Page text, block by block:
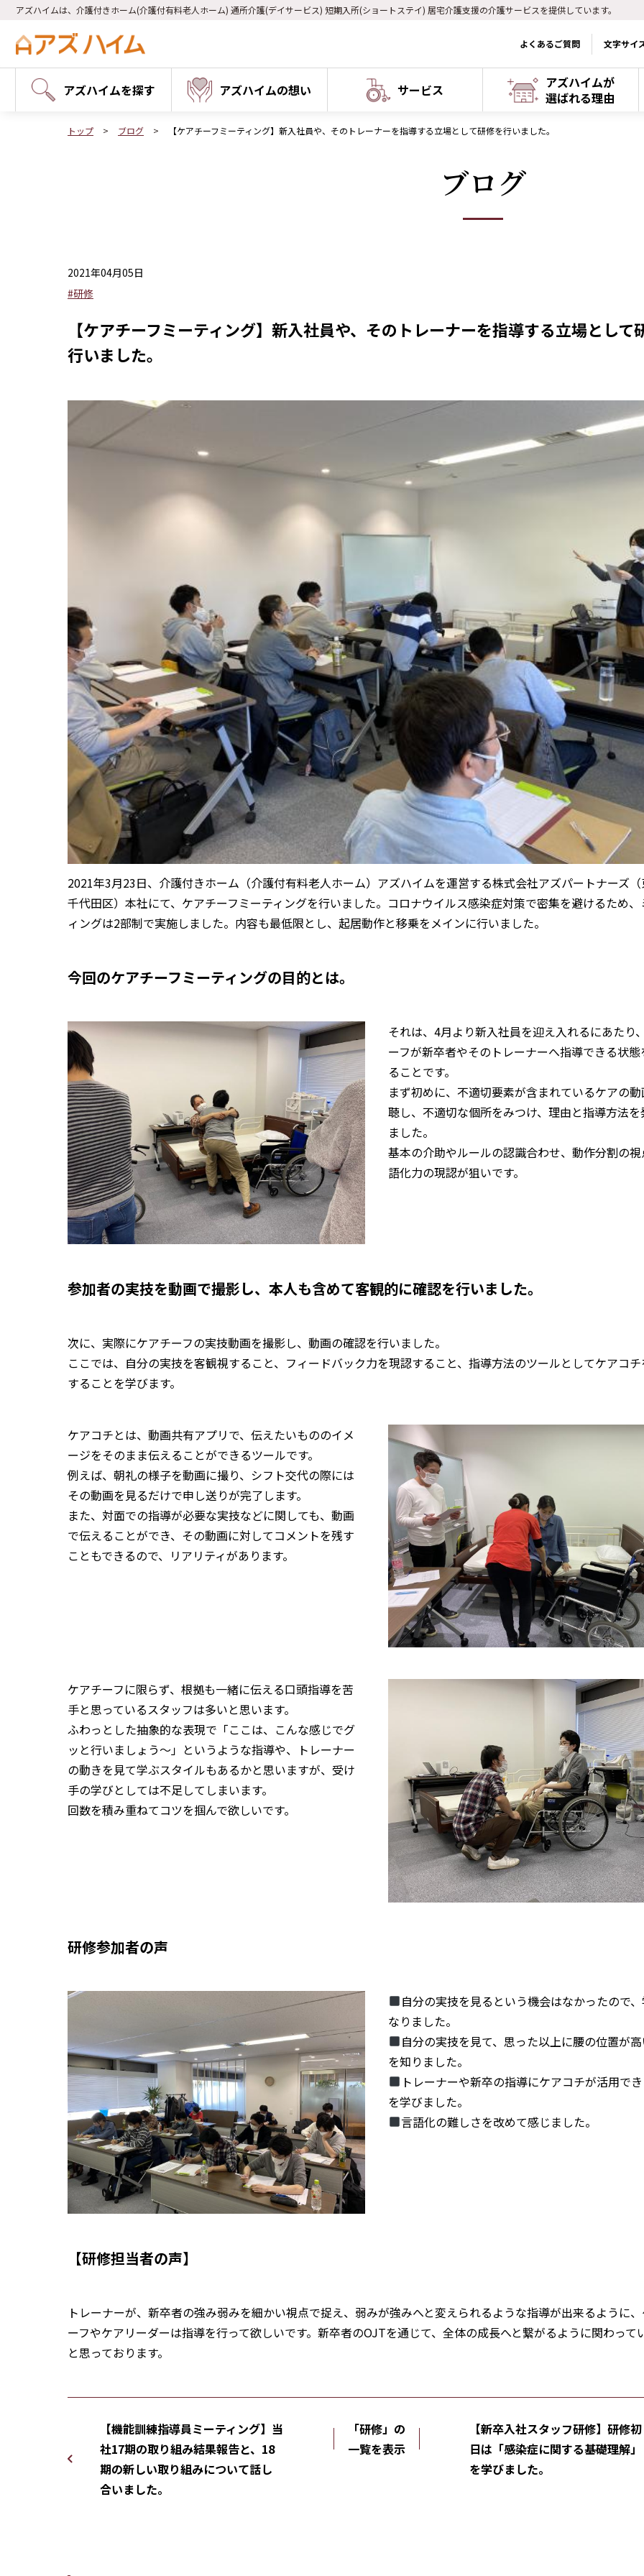
アズハイムは、介護付きホーム(介護付有料老人ホーム) 通所介護(デイサービス) 短期入所(ショートステイ) 居宅介護支援の介護サービスを提供しています。
よくあるご質問 文字サイ
アズハイムを探す アズハイムの想い サービス
アズハイムが
選ばれる理由
トップ ブログ 【ケアチーフミーティング】新入社員や、そのトレーナーを指導する立場として研修を行いました。
ブログ
2021年04月05日
#研修
【ケアチーフミーティング】新入社員や、そのトレーナーを指導する立場として
行いました。
2021年3月23日、介護付きホーム（介護付有料老人ホーム）アズハイムを運営する株式会社アズパートナーズ
千代田区）本社にて、ケアチーフミーティングを行いました。コロナウイルス感染症対策で密集を避けるため
ィングは2部制で実施しました。内容も最低限とし、起居動作と移乗をメインに行いました。
今回のケアチーフミーティングの目的とは。
それは、4月より新入社員を迎え入れるにあたり
ーフが新卒者やそのトレーナーへ指導できる状態
ることです。
まず初めに、不適切要素が含まれているケアの
聴し、不適切な個所をみつけ、理由と指導方法を
ました。
基本の介助やルールの認識合わせ、動作分割の
語化力の現認が狙いです。
参加者の実技を動画で撮影し、本人も含めて客観的に確認を行いました。
次に、実際にケアチーフの実技動画を撮影し、動画の確認を行いました。
ここでは、自分の実技を客観視すること、フィードバック力を現認すること、指導方法のツールとしてケアコ
することを学びます。
ケアコチとは、動画共有アプリで、 伝えたいもののイメ
ージをそのまま伝えることができるツールです。
例えば、朝礼の様子を動画に撮り、シフト交代の際には
その動画を見るだけで申し送りが完了します。
また、対面での指導が必要な実技などに関しても、動画
で伝えることができ、その動画に対してコメントを残す
こともできるので、リアリティがあります。
ケアチーフに限らず、根拠も一緒に伝える口頭指導を苦
手と思っているスタッフは多いと思います。
ふわっとした抽象的な表現で「ここは、こんな感じでグ
ッと行いましょう～」というような指導や、トレーナー
の動きを見て学ぶスタイルもあるかと思いますが、受け
手の学びとしては不足してしまいます。
回数を積み重ねてコツを掴んで欲しいです。
研修参加者の声
自分の実技を見るという機会はなかったので
なりました。
自分の実技を見て、思った以上に腰の位置が
を知りました。
トレーナーや新卒の指導にケアコチが活用で
を学びました。
言語化の難しさを改めて感じました。
【研修担当者の声】
トレーナーが、新卒者の強み弱みを細かい視点で捉え、弱みが強みへと変えられるような指導が出来るように
ーフやケアリーダーは指導を行って欲しいです。新卒者のOJTを通じて、全体の成長へと繋がるように関わって
と思っております。
【機能訓練指導員ミーティング】当
社17期の取り組み結果報告と、18
期の新しい取り組みについて話し
合いました。
【新卒入社スタッフ研修】研修初
日は「感染症に関する基礎理解」
を学びました。
「研修」の
一覧を表示